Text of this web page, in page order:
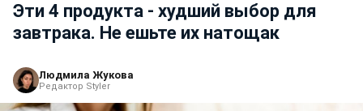
Эти 4 продукта - худший выбор для
завтрака. Не ешьте их натощак
Людмила Жукова
Редактор Styler